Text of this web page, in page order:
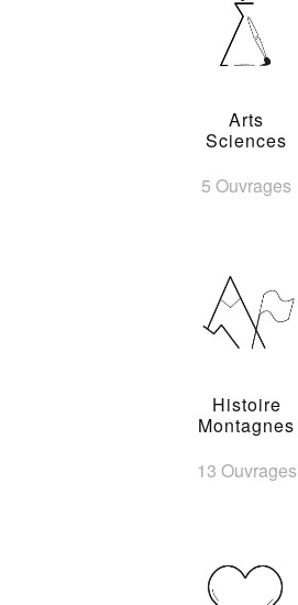
Arts
Sciences
5 Ouvrages
Histoire
Montagnes
13 Ouvrages